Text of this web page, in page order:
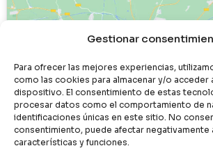
Gestionar
Para ofrecer las mejores experiencias,
como las cookies para almacenar y/o acceder
dispositivo. El consentimiento de estas
procesar datos como el comportamiento de
identificaciones únicas en este sitio. No
consentimiento, puede afectar negativamente
características y funciones.
Haz clic para aceptar